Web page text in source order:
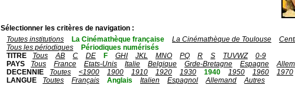
Sélectionner les critères de navigation :
Toutes institutions
La Cinémathèque française La Cinémathèque de Toulouse
Tous les périodiques
Périodiques numérisés
TITRE
Tous AB C DE F GHI JKL MNO PQ R S TUVWZ
0-9
PAYS
Tous France Etats-Unis Italie Belgique Grde-Bretagne Espagne
DECENNIE
Toutes <1900 1900 1910 1920 1930 1940 1950 1960 1970
LANGUE
Toutes Français Anglais Italien Espagnol Allemand
Autres